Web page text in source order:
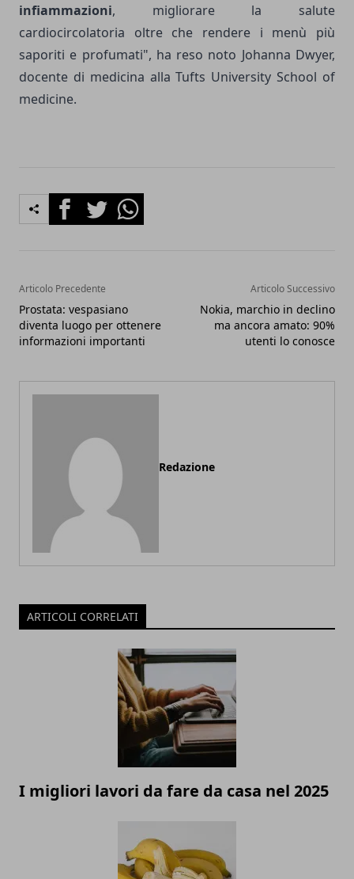
infiammazioni, migliorare la salute
cardiocircolatoria oltre che rendere i menù più
saporiti e profumati", ha reso noto Johanna Dwyer,
docente di medicina alla Tufts University School of
medicine.
FacebookTwitterWhatsapp
Articolo Precedente
Prostata: vespasiano
diventa luogo per ottenere
informazioni importanti
Articolo Successivo
Nokia, marchio in declino
ma ancora amato: 90%
utenti lo conosce
Redazione
ARTICOLI CORRELATI
I migliori lavori da fare da casa nel 2025